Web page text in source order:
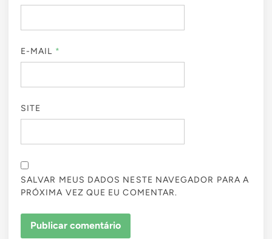
E-MAIL *
SITE
SALVAR MEUS DADOS NESTE NAVEGADOR PARA A
PRÓXIMA VEZ QUE EU COMENTAR.